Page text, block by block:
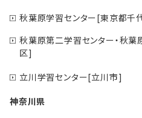
秋葉原学習センター[東京都千
秋葉原第二学習センター・秋
区]
立川学習センター[立川市]
神奈川県